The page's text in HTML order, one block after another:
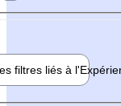
filtres liés à l'